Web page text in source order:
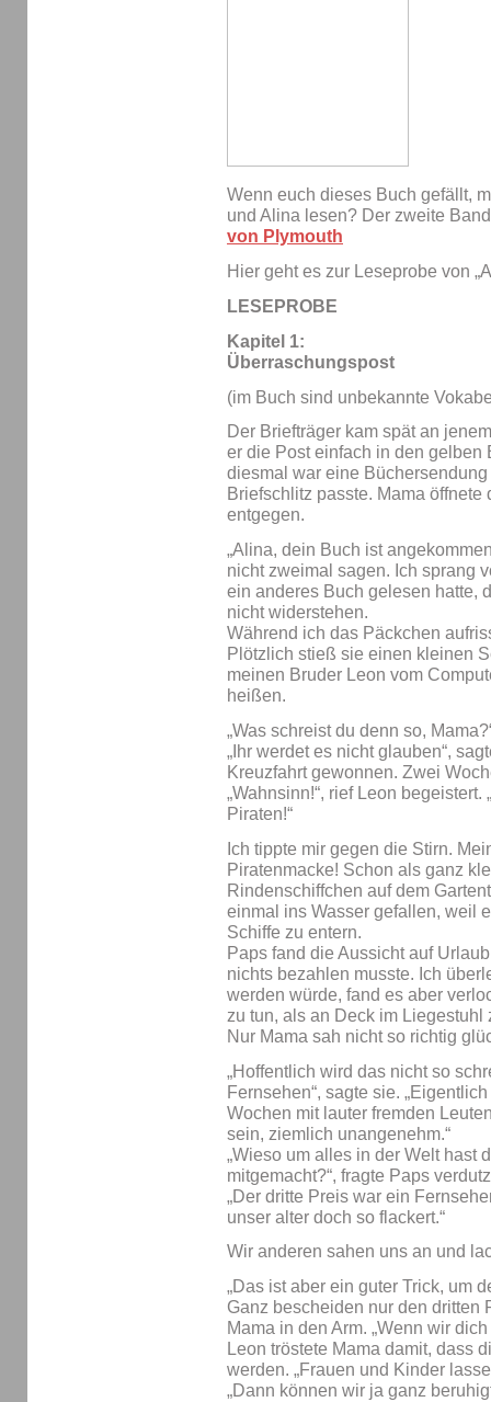
Wenn euch dieses Buch gefällt,
und Alina lesen? Der zweite
von Plymouth
Hier geht es zur Leseprobe von
LESEPROBE
Kapitel 1:
Überraschungspost
(im Buch sind unbekannte
Der Briefträger kam spät an
er die Post einfach in den gelben
diesmal war eine
Briefschlitz passte. Mama
entgegen.
„Alina, dein Buch ist
nicht zweimal sagen. Ich sprang
ein anderes Buch gelesen hatte,
nicht widerstehen.
Während ich das Päckchen
Plötzlich stieß sie einen kleinen
meinen Bruder Leon vom
heißen.
„Was schreist du denn so,
„Ihr werdet es nicht glauben“,
Kreuzfahrt gewonnen. Zwei
„Wahnsinn!“, rief Leon
Piraten!“
Ich tippte mir gegen die Stirn.
Piratenmacke! Schon als ganz
Rindenschiffchen auf dem
einmal ins Wasser gefallen, weil
Schiffe zu entern.
Paps fand die Aussicht auf
nichts bezahlen musste. Ich
werden würde, fand es aber
zu tun, als an Deck im Liegestuhl
Nur Mama sah nicht so richtig
„Hoffentlich wird das nicht so
Fernsehen“, sagte sie.
Wochen mit lauter fremden
sein, ziemlich unangenehm.“
„Wieso um alles in der Welt hast
mitgemacht?“, fragte Paps
„Der dritte Preis war ein
unser alter doch so flackert.“
Wir anderen sahen uns an und
„Das ist aber ein guter Trick, um
Ganz bescheiden nur den dritten
Mama in den Arm. „Wenn wir
Leon tröstete Mama damit, dass
werden. „Frauen und Kinder
„Dann können wir ja ganz